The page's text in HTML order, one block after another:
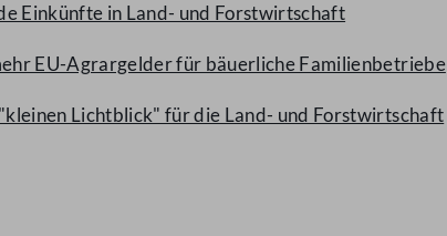
Einkünfte in Land- und Forstwirtschaft
EU-Agrargelder für bäuerliche Familienbetriebe
Lichtblick" für die Land- und Forstwirtschaft